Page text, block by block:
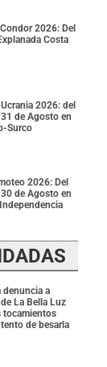
2026: Del
Costa
2026: del
de Agosto en
Surco
2026: Del
de Agosto en
denuncia a
La Bella Luz
tocamientos
de besarla